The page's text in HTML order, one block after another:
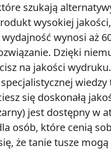
szukają
wysokiej
wynosi aż
Dzięki
na jakości
wiedzy
się doskonałą
jest dostępny w
osób, które cenią
że tanie tusze